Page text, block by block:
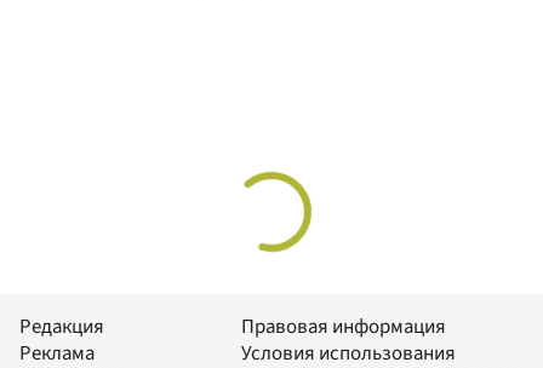
Редакция
Реклама
Правовая информация
Условия использования